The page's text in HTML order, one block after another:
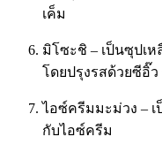
เค็ม
มิโซะชิ – เป็นซุปเ
โดยปรุงรสด้วยซีอิ๊
ไอซ์ครีมมะม่วง –
กับไอซ์ครีม